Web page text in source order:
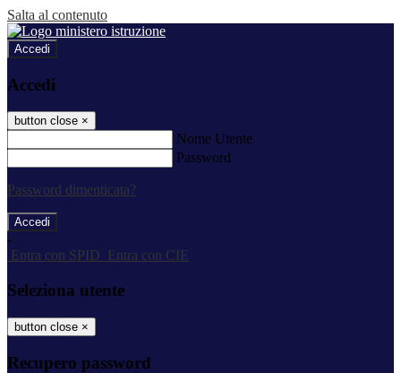
Salta al contenuto
Accedi
Accedi
button close ×
Nome Utente
Password
Password dimenticata?
-
Entra con SPID
Entra con CIE
Seleziona utente
button close ×
Recupero password